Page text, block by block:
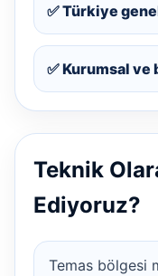
✅ Türkiye
✅ Kurumsal ve
Teknik
Ediyoruz?
Temas bölgesi